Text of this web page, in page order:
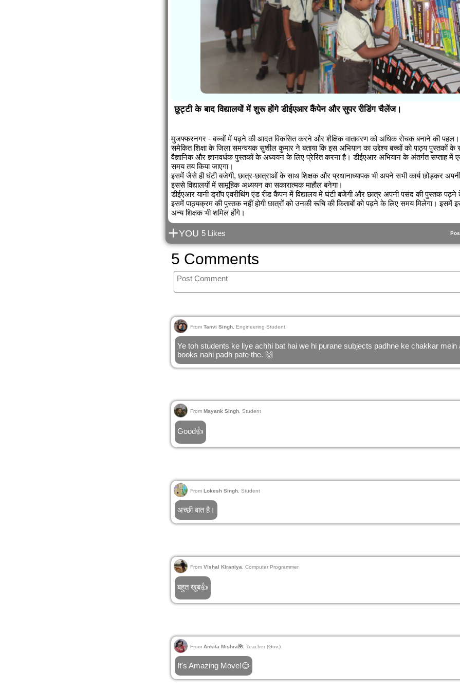
छुट्टी के बाद विद्यालयों में शुरू होंगे डीईएआर कैंपेन और सुपर रीडिंग चैलेंज।
मुजफ्फरनगर - बच्चों में पढ़ने की आदत विकसित करने और शैक्षिक वातावरण को अधिक रोचक बनाने की पहल।
समेकित शिक्षा के जिला समन्वयक सुशील कुमार ने बताया कि इस अभियान का उद्देश्य बच्चों को पाठ्य पुस्तकों के
वैज्ञानिक और ज्ञानवर्धक पुस्तकों के अध्ययन के लिए प्रेरित करना है। डीईएआर अभियान के अंतर्गत सप्ताह में
समय तय किया जाएगा।
इसमें जैसे ही घंटी बजेगी, छात्र-छात्राओं के साथ शिक्षक और प्रधानाध्यापक भी अपने सभी कार्य छोड़कर
इससे विद्यालयों में सामूहिक अध्ययन का सकारात्मक माहौल बनेगा।
डीईएआर यानी ड्रॉप एवरीथिंग एंड रीड कैंपन में विद्यालय में घंटी बजेगी और छात्र अपनी पसंद की पुस्तक
इसमें पाठ्यक्रम की पुस्तक नहीं होगी छात्रों को उनकी रूचि की किताबों को पढ़ने के लिए समय मिलेगा। इसमें
अन्य शिक्षक भी शमिल होंगे।
+YOU 5 Likes
5 Comments
From Tanvi Singh , Engineering Student
Ye toh students ke liye achhi bat hai we hi purane subjects padhne ke chakkar mein
books nahi padh pate the. 🙌
From Mayank Singh , Student
Good👍
From Lokesh Singh , Student
अच्छी बात है।
From Vishal Kiraniya , Computer Programmer
बहुत खूब👍
From Ankita Mishra🌺 , Teacher (Gov.)
It's Amazing Move!😊